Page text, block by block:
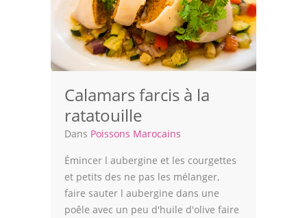
Calamars farcis à la
ratatouille
Dans Poissons Marocains
Émincer l aubergine et les courgettes
et petits des ne pas les mélanger,
faire sauter l aubergine dans une
poêle avec un peu d'huile d'olive faire